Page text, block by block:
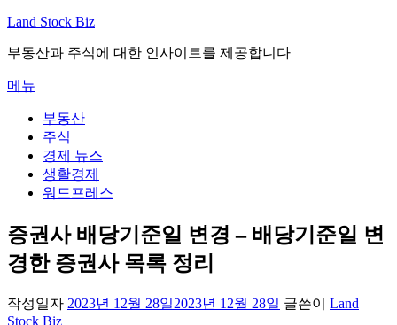
내
으
로
바
Land Stock Biz
부동산과 주식에 대한 인사이트를 제공합니다
메뉴
부동산
주식
경제 뉴스
생활경제
워드프레스
증권사 배당기준일 변경 – 배당기준일 변
경한 증권사 목록 정리
작성일자 2023년 12월 28일2023년 12월 28일 글쓴이 Land
Stock Biz